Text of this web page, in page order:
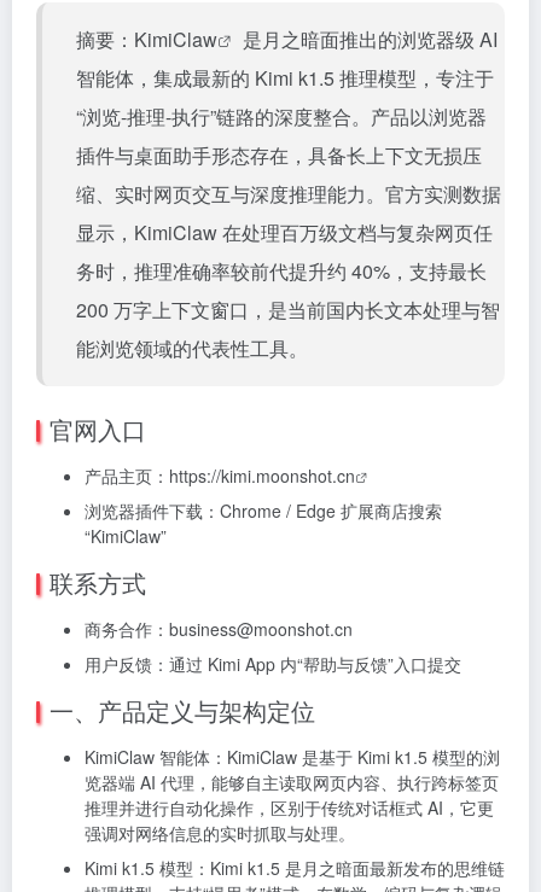
摘要： KimiClaw
是月之暗面推出的浏览器级 AI
智能体，集成最新的 Kimi k1.5 推理模型，专注于
“浏览-推理-执行”链路的深度整合。产品以浏览器
插件与桌面助手形态存在，具备长上下文无损压
缩、实时网页交互与深度推理能力。官方实测数据
显示，KimiClaw 在处理百万级文档与复杂网页任
务时，推理准确率较前代提升约 40%，支持最长
200 万字上下文窗口，是当前国内长文本处理与智
能浏览领域的代表性工具。
官网入口
产品主页： https://kimi.moonshot.cn
浏览器插件下载：Chrome / Edge 扩展商店搜索
“KimiClaw”
联系方式
商务合作：business@moonshot.cn
用户反馈：通过 Kimi App 内“帮助与反馈”入口提交
一、产品定义与架构定位
KimiClaw 智能体：KimiClaw 是基于 Kimi k1.5 模型的浏
览器端 AI 代理，能够自主读取网页内容、执行跨标签页
推理并进行自动化操作，区别于传统对话框式 AI，它更
强调对网络信息的实时抓取与处理。
Kimi k1.5 模型：Kimi k1.5 是月之暗面最新发布的思维链